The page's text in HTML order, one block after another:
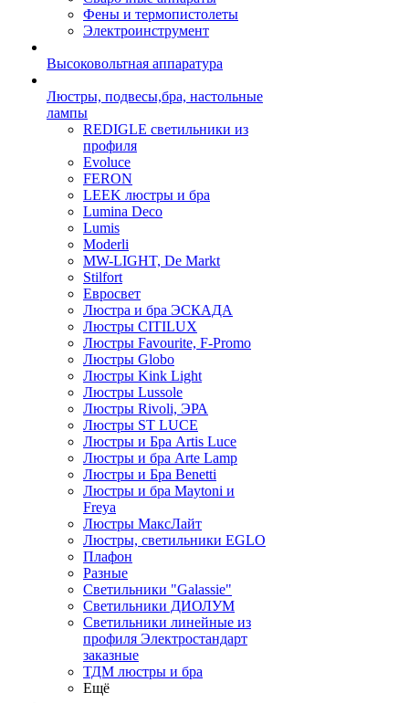
Фены и термопистолеты
Электроинструмент
Высоковольтная аппаратура
Люстры, подвесы,бра, настольные
лампы
REDIGLE светильники из
профиля
Evoluce
FERON
LEEK люстры и бра
Lumina Deco
Lumis
Moderli
MW-LIGHT, De Markt
Stilfort
Евросвет
Люстра и бра ЭСКАДА
Люстры CITILUX
Люстры Favourite, F-Promo
Люстры Globo
Люстры Kink Light
Люстры Lussole
Люстры Rivoli, ЭРА
Люстры ST LUCE
Люстры и Бра Artis Luce
Люстры и бра Arte Lamp
Люстры и Бра Benetti
Люстры и бра Maytoni и
Freya
Люстры МаксЛайт
Люстры, светильники EGLO
Плафон
Разные
Светильники "Galassie"
Светильники ДИОЛУМ
Светильники линейные из
профиля Электростандарт
заказные
ТДМ люстры и бра
Ещё